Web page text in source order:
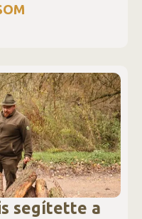
segítette a